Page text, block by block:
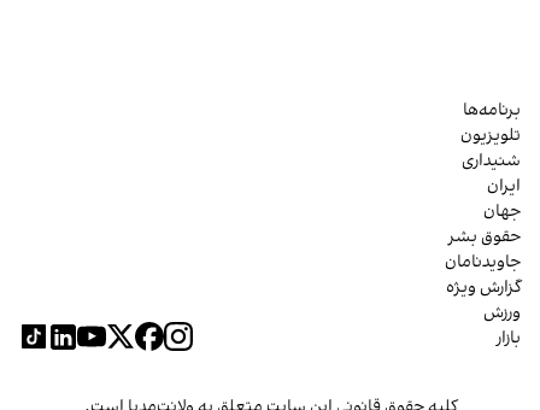
برنامه‌ها
تلویزیون
شنیداری
ایران
جهان
حقوق بشر
جاویدنامان
گزارش ویژه
ورزش
بازار